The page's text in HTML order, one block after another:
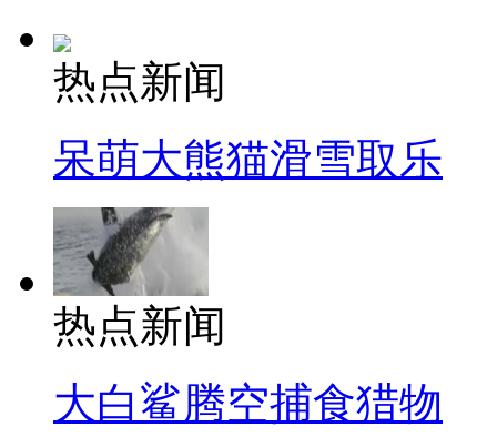
热点新闻
呆萌大熊猫滑雪取乐
热点新闻
大白鲨腾空捕食猎物